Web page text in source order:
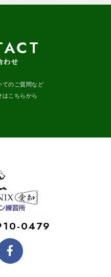
わせ
てのご質問など
はこちらから
0479